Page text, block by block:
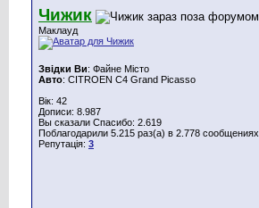
Чижик
Маклауд
Звідки Ви: Файне Місто
Авто: CITROEN C4 Grand Picasso
Вік: 42
Дописи: 8.987
Вы сказали Спасибо: 2.619
Поблагодарили 5.215 раз(а) в 2.778 сообщениях
Репутація: 3